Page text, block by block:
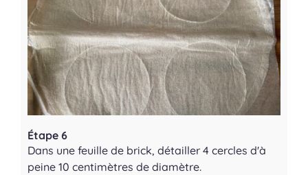
Étape 6
Dans une feuille de brick, détailler 4 cercles d'à
peine 10 centimètres de diamètre.